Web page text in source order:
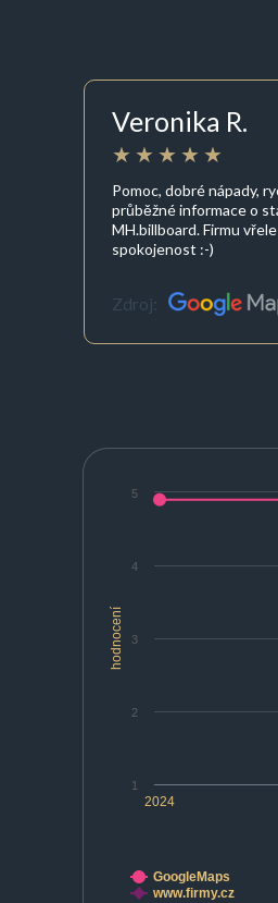
Veronika R.
Pomoc, dobré nápady,
průběžné informace o
MH.billboard. Firmu
spokojenost :-)
Zdroj:
hodnocení
2024
1
2
3
4
5
GoogleMaps
www.firmy.cz